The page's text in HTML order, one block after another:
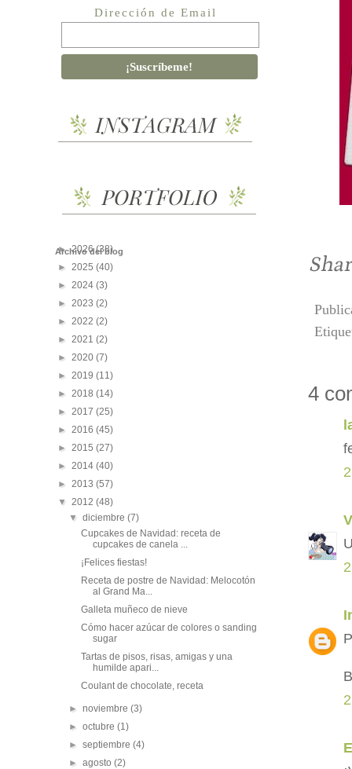
4
Dirección de Email
Archivo del blog
►2026(38)
► 2025 (40)
► 2024 (3)
► 2023 (2)
► 2022 (2)
► 2021 (2)
► 2020 (7)
► 2019 (11)
► 2018 (14)
► 2017 (25)
► 2016 (45)
► 2015 (27)
► 2014 (40)
► 2013 (57)
▼ 2012 (48)
▼diciembre(7)
Cupcakes de Navidad: receta de
cupcakes de canela ...
¡Felices fiestas!
Receta de postre de Navidad: Melocotón
al Grand Ma...
Galleta muñeco de nieve
Cómo hacer azúcar de colores o sanding
sugar
Tartas de pisos, risas, amigas y una
humilde apari...
Coulant de chocolate, receta
►noviembre(3)
►octubre(1)
►septiembre(4)
►agosto(2)